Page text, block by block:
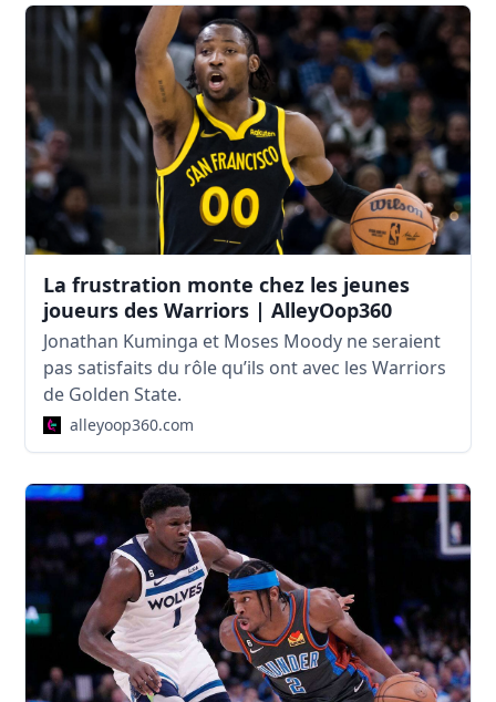
La frustration monte chez les jeunes
joueurs des Warriors | AlleyOop360
Jonathan Kuminga et Moses Moody ne seraient
pas satisfaits du rôle qu’ils ont avec les Warriors
de Golden State.
alleyoop360.com